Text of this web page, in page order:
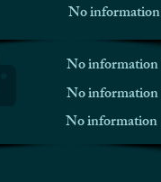
No information
No information
No information
No information